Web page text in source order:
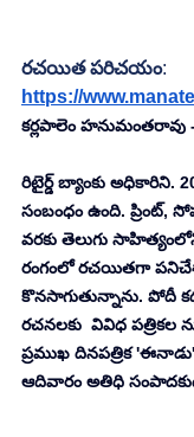
రచయిత పరిచయం:
https://
కర్లపాలెం
రిటైర్డ్ బ్యాంకు
సంబంధం ఉంది.
వరకు తెలుగు
రంగంలో రచయితగా
కొనసాగుతున్నాను. పోదీ
రచనలకు  వివిధ పత్రికల
ప్రముఖ దినపత్రిక
ఆదివారం అతిధి